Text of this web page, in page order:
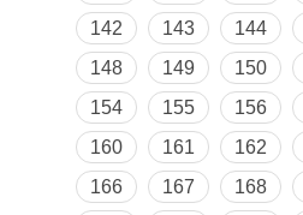
142
143 144
148
149 150
154
155 156
160
161 162
166
167 168